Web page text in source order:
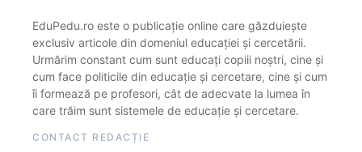
EduPedu.ro este o publicație online care găzduiește
exclusiv articole din domeniul educației și cercetării.
Urmărim constant cum sunt educați copiii noștri, cine și
cum face politicile din educație și cercetare, cine și cum
îi formează pe profesori, cât de adecvate la lumea în
care trăim sunt sistemele de educație și cercetare.
CONTACT REDACȚIE